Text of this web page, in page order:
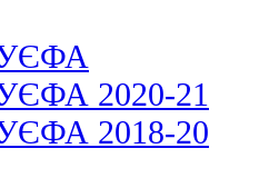
УЄФА
2020-21
УЄФА 2018-20